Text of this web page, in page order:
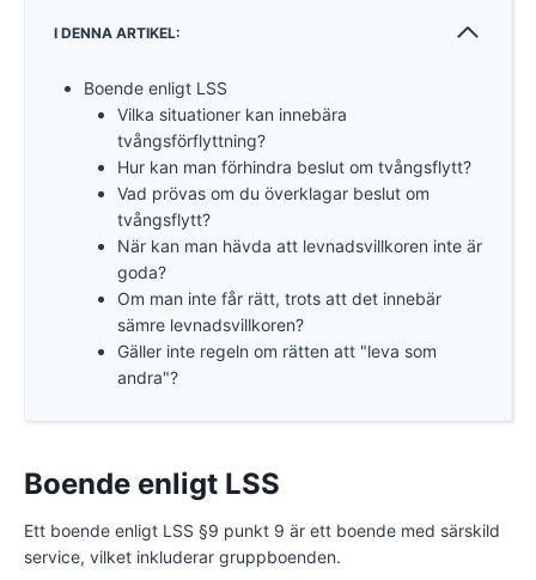
I DENNA ARTIKEL:
Boende enligt LSS
Vilka situationer kan innebära
tvångsförflyttning?
Hur kan man förhindra beslut om tvångsflytt?
Vad prövas om du överklagar beslut om
tvångsflytt?
När kan man hävda att levnadsvillkoren inte är
goda?
Om man inte får rätt, trots att det innebär
sämre levnadsvillkoren?
Gäller inte regeln om rätten att "leva som
andra"?
Boende enligt LSS
Ett boende enligt LSS §9 punkt 9 är ett boende med särskild
service, vilket inkluderar gruppboenden.